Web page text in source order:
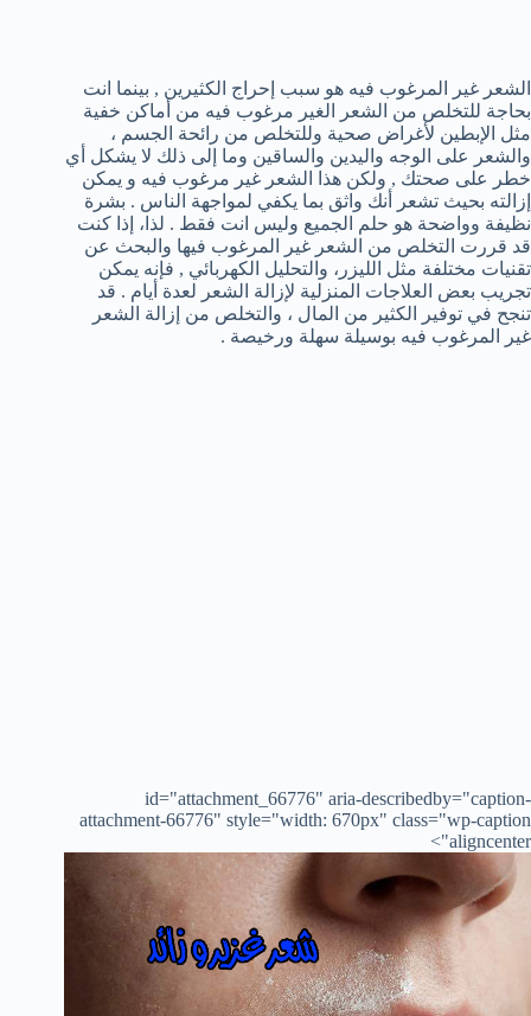
الشعر غير المرغوب فيه هو سبب إحراج الكثيرين , بينما انت
بحاجة للتخلص من الشعر الغير مرغوب فيه من أماكن خفية
مثل الإبطين لأغراض صحية وللتخلص من رائحة الجسم ،
والشعر على الوجه واليدين والساقين وما إلى ذلك لا يشكل أي
خطر على صحتك , ولكن هذا الشعر غير مرغوب فيه و يمكن
إزالته بحيث تشعر أنك واثق بما يكفي لمواجهة الناس . بشرة
نظيفة وواضحة هو حلم الجميع وليس انت فقط . لذا، إذا كنت
قد قررت التخلص من الشعر غير المرغوب فيها والبحث عن
تقنيات مختلفة مثل الليزر، والتحليل الكهربائي , فإنه يمكن
تجريب بعض العلاجات المنزلية لإزالة الشعر لعدة أيام . قد
تنجح في توفير الكثير من المال ، والتخلص من إزالة الشعر
غير المرغوب فيه بوسيلة سهلة ورخيصة .
id="attachment_66776" aria-describedby="caption-
attachment-66776" style="width: 670px" class="wp-caption
aligncenter">